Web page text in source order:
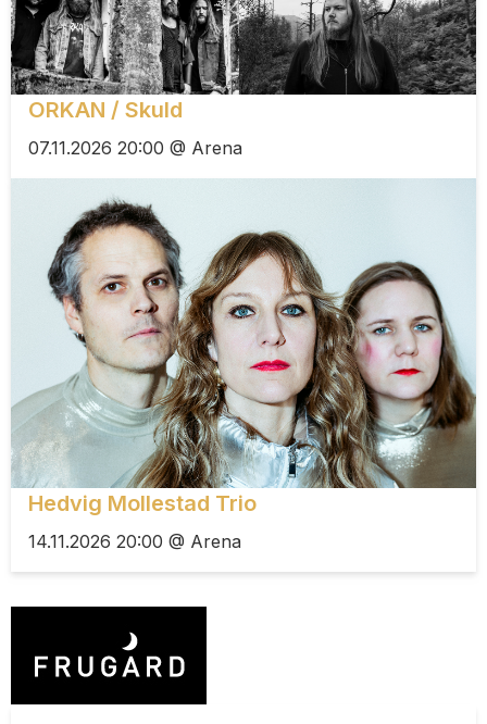
ORKAN / Skuld
07.11.2026 20:00 @ Arena
Hedvig Mollestad Trio
14.11.2026 20:00 @ Arena